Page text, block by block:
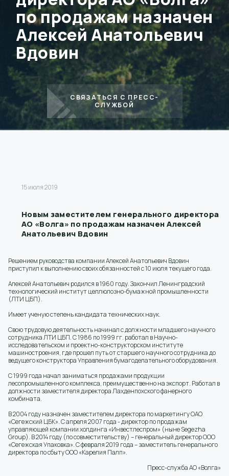
по продажам назначен
Алексей Анатольевич
Вдовин
СВЯЗАТЬСЯ С ПРЕСС-
СЛУЖБОЙ
15 июля 2019
Новым заместителем генерального директора
АО «Волга» по продажам назначен Алексей
Анатольевич Вдовин
Решением руководства компании Алексей Анатольевич Вдовин
приступил к выполнению своих обязанностей с 10 июля текущего года.
Алексей Анатольевич родился в 1960 году. Закончил Ленинградский
технологический институт целлюлозно-бумажной промышленности
(ЛТИ ЦБП).
Имеет ученую степень кандидата технических наук.
Свою трудовую деятельность начинал с должности младшего научного
сотрудника ЛТИ ЦБП. С 1986 по 1999 гг. работал в Научно-
исследовательском и проектно-конструкторском институте
машиностроения, где прошел путь от старшего научного сотрудника до
ведущего конструктора Управления бумагоделательного оборудования.
С 1999 года начал заниматься продажами продукции
лесопромышленного комплекса, преимущественно на экспорт. Работал в
должности заместителя директора Лахденпохского фанерного
комбината.
В 2004 году назначен заместителем директора по маркетингу ОАО
«Сегежский ЦБК». С апреля 2007 года - директор по продажам
управляющей компании холдинга «Инвестлеспром» (ныне Segezha
Group). В 2014 году (по совместительству) – генеральный директор ООО
«Сегежская Упаковка». С февраля 2019 года – заместитель генерального
директора по сбыту ООО «Карелия Палп».
Пресс-служба АО «Волга»